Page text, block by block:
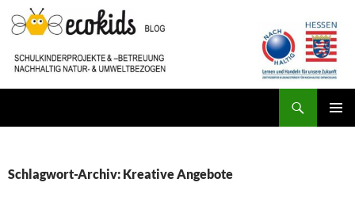
Inhalt
Schlagwort-Archiv: Kreative Angebote